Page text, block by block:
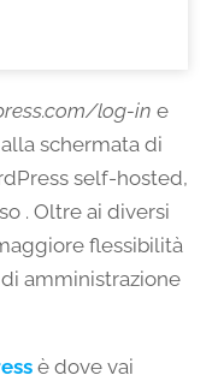
log-in e
schermata di
self-hosted,
. Oltre ai diversi
flessibilità
amministrazione
è dove vai